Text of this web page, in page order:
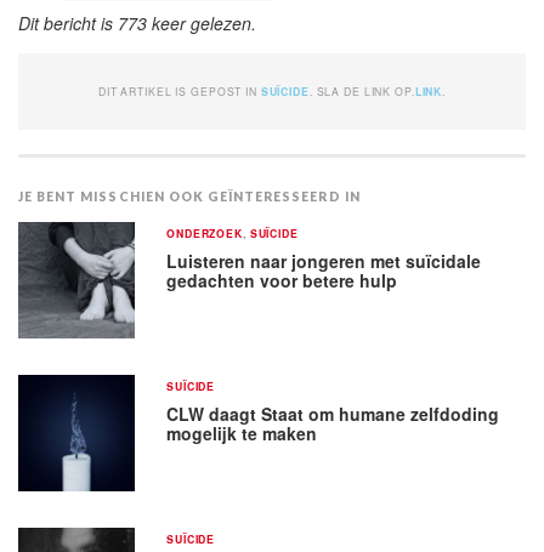
Dit bericht is 773 keer gelezen.
DIT ARTIKEL IS GEPOST IN SUÏCIDE . SLA DE LINK OP. LINK
JE BENT MISSCHIEN OOK GEÏNTERESSEERD IN
ONDERZOEK SUÏCIDE
Luisteren naar jongeren met suïcidale
gedachten voor betere hulp
SUÏCIDE
CLW daagt Staat om humane zelfdoding
mogelijk te maken
SUÏCIDE